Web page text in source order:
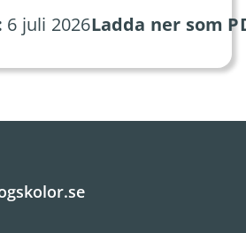
6 juli 2026Ladda ner som